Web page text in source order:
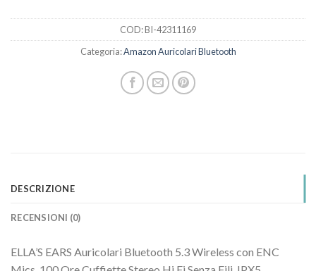
COD:BI-42311169
Categoria:Amazon Auricolari Bluetooth
DESCRIZIONE
RECENSIONI (0)
ELLA’S EARS Auricolari Bluetooth 5.3 Wireless con ENC